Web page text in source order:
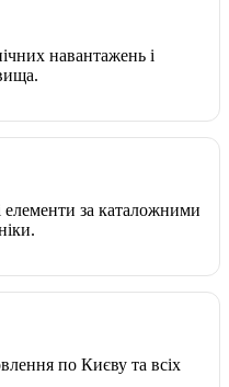
навантажень і
елементи за каталожними
по Києву та всіх